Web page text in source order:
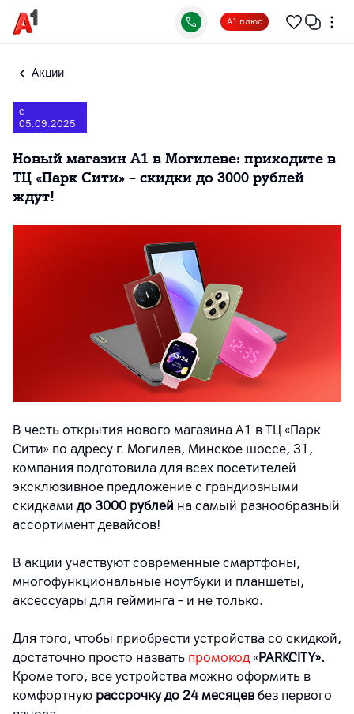
А1 плюс
Акции
с
05.09.2025
Новый магазин А1 в Могилеве: приходите в
ТЦ «Парк Сити» – скидки до 3000 рублей
ждут!
В честь открытия нового магазина A1 в ТЦ «Парк
Сити» по адресу г. Могилев, Минское шоссе, 31,
компания подготовила для всех посетителей
эксклюзивное предложение с грандиозными
скидкамидо 3000 рублей на самый разнообразный
ассортимент девайсов!
В акции участвуют современные смартфоны,
многофункциональные ноутбуки и планшеты,
аксессуары для гейминга – и не только.
Для того, чтобы приобрести устройства со скидкой,
достаточно просто назвать промокод«PARKCITY».
Кроме того, все устройства можно оформить в
комфортную рассрочку до 24 месяцев без первого